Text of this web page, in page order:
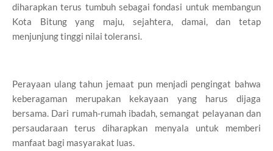
diharapkan terus tumbuh sebagai fondasi untuk membangun
Kota Bitung yang maju, sejahtera, damai, dan tetap
menjunjung tinggi nilai toleransi.
Perayaan ulang tahun jemaat pun menjadi pengingat bahwa
keberagaman merupakan kekayaan yang harus dijaga
bersama. Dari rumah-rumah ibadah, semangat pelayanan dan
persaudaraan terus diharapkan menyala untuk memberi
manfaat bagi masyarakat luas.